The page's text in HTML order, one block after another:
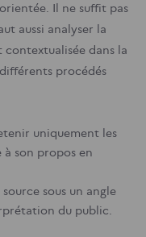
Il ne suffit pas
aussi analyser la
dans la
procédés
uniquement les
à son propos en
sous un angle
du public.